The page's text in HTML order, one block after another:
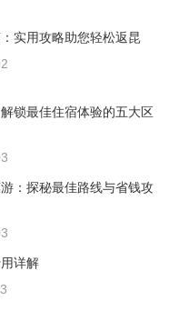
实用攻略助您轻松返昆
锁最佳住宿体验的五大区
：探秘最佳路线与省钱攻
详解